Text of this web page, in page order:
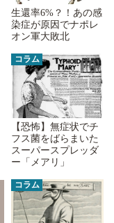
生還率6%？！あの感
染症が原因でナポレ
オン軍大敗北
コラム
【恐怖】無症状でチ
フス菌をばらまいた
スーパースプレッダ
ー「メアリ」
コラム